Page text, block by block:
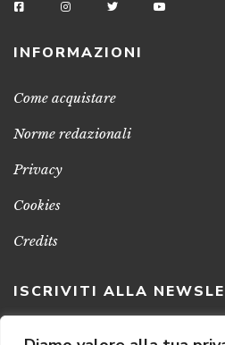
INFORMAZIONI
Come acquistare
Norme redazionali
Privacy
Cookies
Credits
ISCRIVITI ALLA
Clicca sul pulsante per